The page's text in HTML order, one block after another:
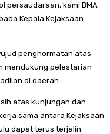
persaudaraan, kami BMA
Kepala Kejaksaan
penghormatan atas
mendukung pelestarian
di daerah.
atas kunjungan dan
sama antara Kejaksaan
dapat terus terjalin